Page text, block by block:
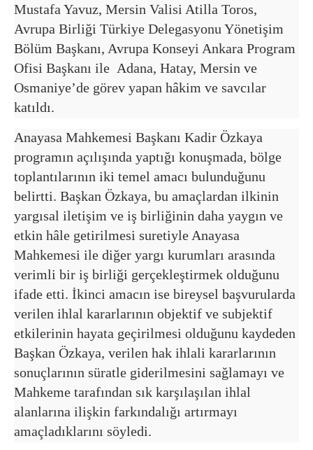
Mustafa Yavuz, Mersin Valisi Atilla Toros,
Avrupa Birliği Türkiye Delegasyonu Yönetişim
Bölüm Başkanı, Avrupa Konseyi Ankara Program
Ofisi Başkanı ile Adana, Hatay, Mersin ve
Osmaniye’de görev yapan hâkim ve savcılar
katıldı.
Anayasa Mahkemesi Başkanı Kadir Özkaya
programın açılışında yaptığı konuşmada, bölge
toplantılarının iki temel amacı bulunduğunu
belirtti. Başkan Özkaya, bu amaçlardan ilkinin
yargısal iletişim ve iş birliğinin daha yaygın ve
etkin hâle getirilmesi suretiyle Anayasa
Mahkemesi ile diğer yargı kurumları arasında
verimli bir iş birliği gerçekleştirmek olduğunu
ifade etti. İkinci amacın ise bireysel başvurularda
verilen ihlal kararlarının objektif ve subjektif
etkilerinin hayata geçirilmesi olduğunu kaydeden
Başkan Özkaya, verilen hak ihlali kararlarının
sonuçlarının süratle giderilmesini sağlamayı ve
Mahkeme tarafından sık karşılaşılan ihlal
alanlarına ilişkin farkındalığı artırmayı
amaçladıklarını söyledi.